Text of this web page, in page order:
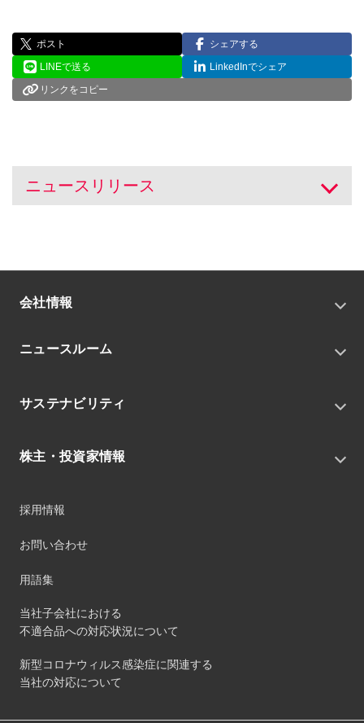
ポスト
シェアする
LINEで送る
LinkedInでシェア
リンクをコピー
ニュースリリース 開く
会社情報
会社概要
中期経営戦略
役員
事業
ニュースルーム
トピックス
IRニュース
サステナビリティ
環境
ガバナンス
マテリアリティ
サステナビリティデータ
第三者保証
社外団体への加盟
社外からの評価
株主・投資家情報
財務ハイライト
IRカレンダー
個人投資家のみなさまへ
採用情報
お問い合わせ
用語集
当社子会社における
不適合品への対応状況について
新型コロナウィルス感染症に関連する
当社の対応について